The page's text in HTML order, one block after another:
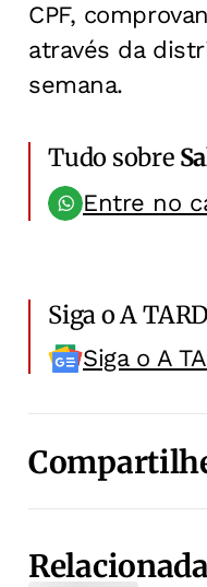
CPF,
através da
semana.
Tudo sobre
Entre no
Siga o A
Siga o A